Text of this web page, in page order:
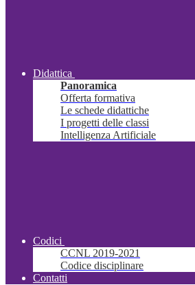
Didattica
Panoramica
Offerta formativa
Le schede didattiche
I progetti delle classi
Intelligenza Artificiale
Codici
CCNL 2019-2021
Codice disciplinare
Contatti